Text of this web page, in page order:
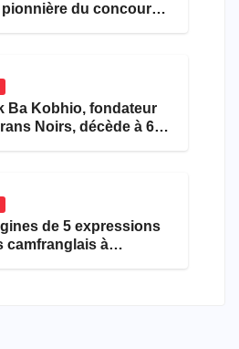
pionnière du concours
Ba Kobhio, fondateur
Noirs, décède à 69
de 5 expressions
camfranglais à